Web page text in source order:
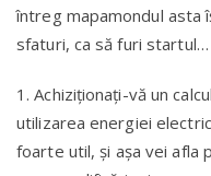
întreg mapamondul asta
sfaturi, ca să furi startul…
1. Achiziţionaţi-vă un
utilizarea energiei
foarte util, şi așa vei afla